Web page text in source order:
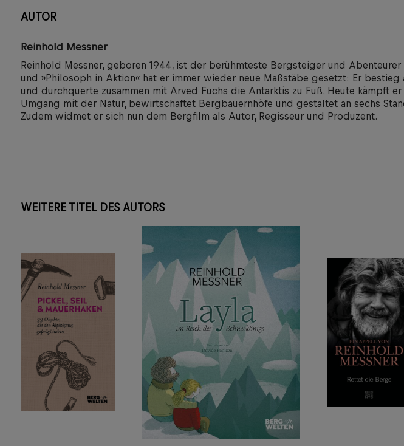
AUTOR
Reinhold Messner
Reinhold Messner, geboren 1944, ist der berühmteste Bergsteiger und
und »Philosoph in Aktion« hat er immer wieder neue Maßstäbe gesetzt: Er
und durchquerte zusammen mit Arved Fuchs die Antarktis zu Fuß. Heute kämpft
Umgang mit der Natur, bewirtschaftet Bergbauernhöfe und gestaltet an sechs
Zudem widmet er sich nun dem Bergfilm als Autor, Regisseur und Produzent.
WEITERE TITEL DES AUTORS